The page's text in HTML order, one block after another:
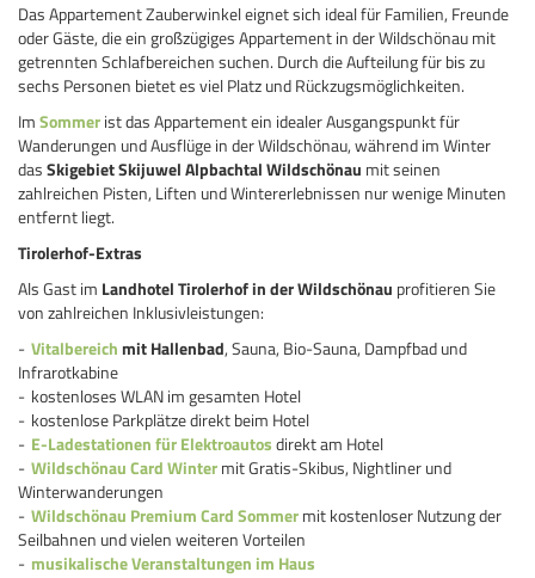
Das Appartement Zauberwinkel eignet sich ideal für Familien, Freunde
oder Gäste, die ein großzügiges Appartement in der Wildschönau mit
getrennten Schlafbereichen suchen. Durch die Aufteilung für bis zu
sechs Personen bietet es viel Platz und Rückzugsmöglichkeiten.
ImSommerist das Appartement ein idealer Ausgangspunkt für
Wanderungen und Ausflüge in der Wildschönau, während im Winter
dasSkigebiet Skijuwel Alpbachtal Wildschönau mit seinen
zahlreichen Pisten, Liften und Wintererlebnissen nur wenige Minuten
entfernt liegt.
Tirolerhof-Extras
Als Gast im Landhotel Tirolerhof in der Wildschönau profitieren Sie
von zahlreichen Inklusivleistungen:
Vitalbereichmit Hallenbad, Sauna, Bio-Sauna, Dampfbad und
Infrarotkabine
kostenloses WLAN im gesamten Hotel
kostenlose Parkplätze direkt beim Hotel
E-Ladestationen für Elektroautosdirekt am Hotel
Wildschönau Card Wintermit Gratis-Skibus, Nightliner und
Winterwanderungen
Wildschönau Premium Card Sommermit kostenloser Nutzung der
Seilbahnen und vielen weiteren Vorteilen
musikalische Veranstaltungen im Haus